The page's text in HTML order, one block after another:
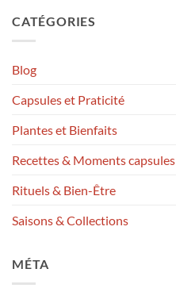
CATÉGORIES
Blog
Capsules et Praticité
Plantes et Bienfaits
Recettes & Moments capsules
Rituels & Bien-Être
Saisons & Collections
MÉTA